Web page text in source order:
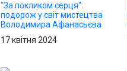
"За покликом серця":
подорож у світ мистецтва
Володимира Афанасьєва
17 квітня 2024